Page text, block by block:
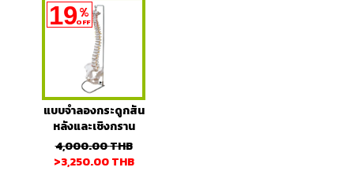
19%
OFF
แบบจำลองกระดูกสัน
หลังและเชิงกราน
4,000.00THB
>3,250.00THB